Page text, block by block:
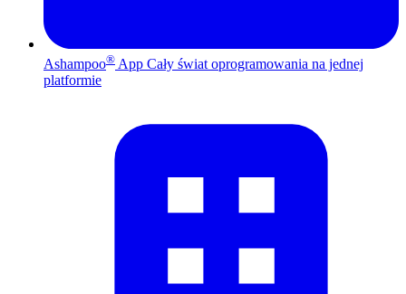
Ashampoo® App Cały świat oprogramowania na jednej
platformie